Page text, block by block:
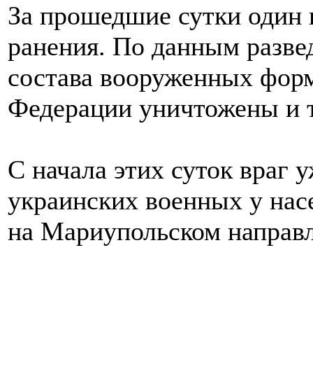
За прошедшие сутки
ранения. По данным
состава вооруженных
Федерации уничтожены и
С начала этих суток враг
украинских военных у
на Мариупольском